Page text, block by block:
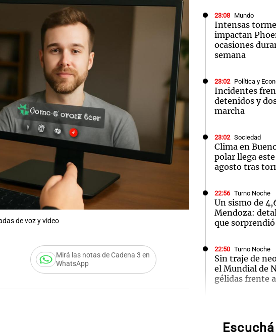
de voz y video
Mirá las notas de Cadena 3 en
WhatsApp
23:08 Mundo
Intensas
impactan
ocasiones
semana
23:02 Política y
Incidentes
detenidos y
marcha
23:02 Sociedad
Clima en
polar llega
agosto tras
22:56 Turno Noche
Un sismo de
Mendoza:
que
22:50 Turno Noche
Sin traje de
el Mundial de
gélidas frente
gas no